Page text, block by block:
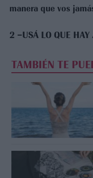
manera que vos
2 –USÁ LO QUE
TAMBIÉN TE